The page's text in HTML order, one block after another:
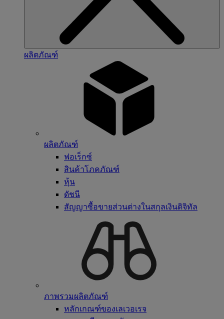
ผลิตภัณฑ์
ผลิตภัณฑ์
ฟอเร็กซ์
สินค้าโภคภัณฑ์
หุ้น
ดัชนี
สัญญาซื้อขายส่วนต่างในสกุลเงินดิจิทัล
ภาพรวมผลิตภัณฑ์
หลักเกณฑ์ของเลเวอเรจ